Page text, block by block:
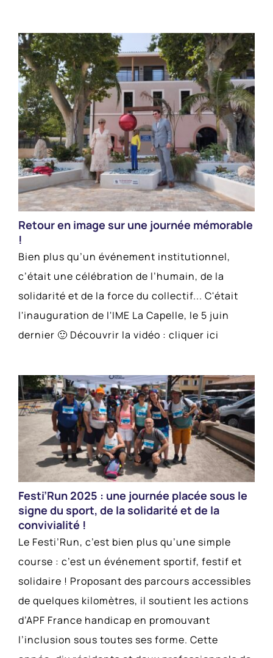
Retour en image sur une journée mémorable
!
Bien plus qu’un événement institutionnel,
c’était une célébration de l’humain, de la
solidarité et de la force du collectif... C'était
l'inauguration de l'IME La Capelle, le 5 juin
dernier 🙂 Découvrir la vidéo : cliquer ici
Festi’Run 2025 : une journée placée sous le
signe du sport, de la solidarité et de la
convivialité !
Le Festi’Run, c’est bien plus qu’une simple
course : c’est un événement sportif, festif et
solidaire ! Proposant des parcours accessibles
de quelques kilomètres, il soutient les actions
d’APF France handicap en promouvant
l’inclusion sous toutes ses forme. Cette